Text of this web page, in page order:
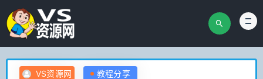
VS资源网
教程分享